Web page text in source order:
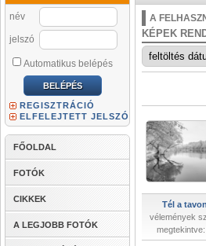
név
jelszó
Automatikus belépés
REGISZTRÁCIÓ
ELFELEJTETT JELSZÓ
FŐOLDAL
FOTÓK
CIKKEK
A LEGJOBB FOTÓK
A
KÉPEK
Tél a
vélemények